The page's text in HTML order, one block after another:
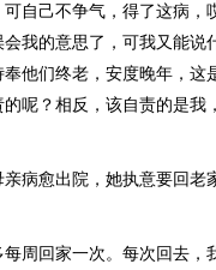
可自己不争气，得了这病
我的意思了，可我又能说
他们终老，安度晚年，这
呢？相反，该自责的是我
病愈出院，她执意要回老
周回家一次。每次回去，